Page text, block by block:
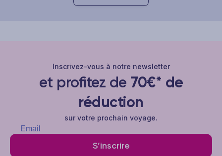
Inscrivez-vous à notre newsletter
et profitez de 70€* de
réduction
sur votre prochain voyage.
S’inscrire